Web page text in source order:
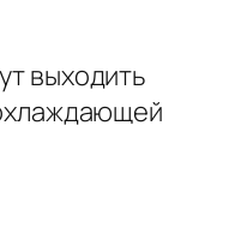
выходить